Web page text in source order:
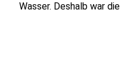
Wasser. Deshalb war